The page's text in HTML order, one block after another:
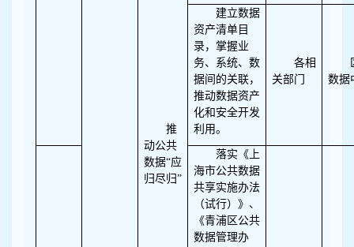
推
动公共
数据“应
归尽归”
建立数据
资产清单目
录，掌握业
务、系统、数
据间的关联，
推动数据资产
化和安全开发
利用。
各相
关部门
数据
落实《上
海市公共数据
共享实施办法
（试行）》、
《青浦区公共
数据管理办